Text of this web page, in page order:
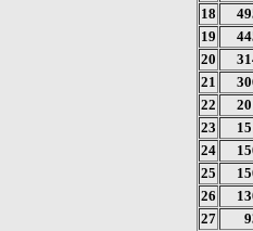
18
19
20
21
22
23
24
25
26
27